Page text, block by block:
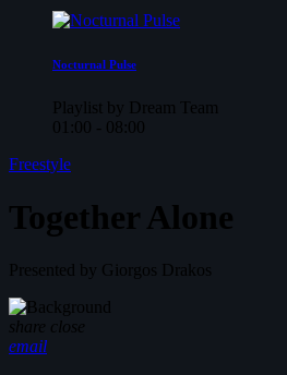
Nocturnal Pulse
Playlist by Dream Team
01:00 - 08:00
Freestyle
Together Alone
Presented by Giorgos Drakos
share close
email